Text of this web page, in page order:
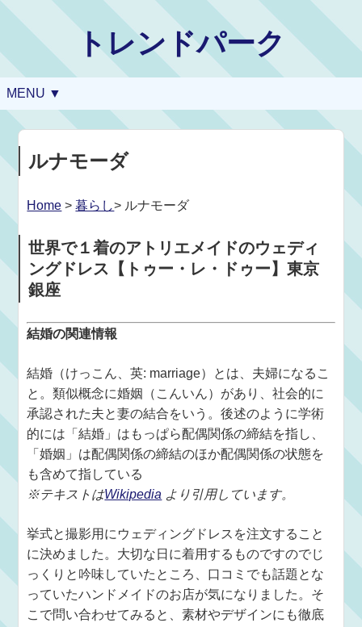
トレンドパーク
MENU ▼
ルナモーダ
Home >暮らし> ルナモーダ
世界で１着のアトリエメイドのウェディ
ングドレス【トゥー・レ・ドゥー】東京
銀座
結婚の関連情報
結婚（けっこん、英: marriage）とは、夫婦になるこ
と。類似概念に婚姻（こんいん）があり、社会的に
承認された夫と妻の結合をいう。後述のように学術
的には「結婚」はもっぱら配偶関係の締結を指し、
「婚姻」は配偶関係の締結のほか配偶関係の状態を
も含めて指している
※テキストはWikipedia より引用しています。
挙式と撮影用にウェディングドレスを注文すること
に決めました。大切な日に着用するものですのでじ
っくりと吟味していたところ、口コミでも話題とな
っていたハンドメイドのお店が気になりました。そ
こで問い合わせてみると、素材やデザインにも徹底